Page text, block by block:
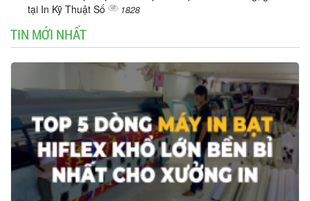
tại In Kỹ Thuật Số
1828
TIN MỚI NHẤT